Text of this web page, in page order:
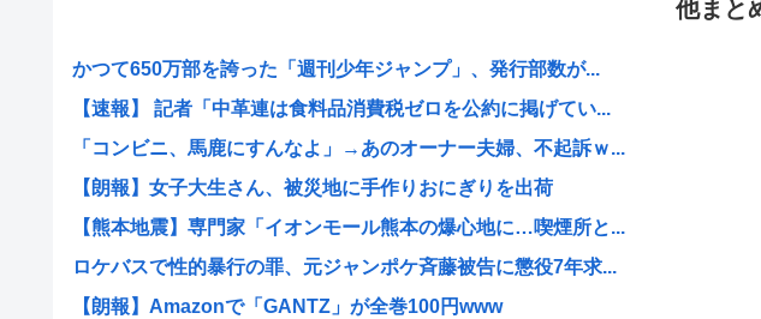
他まと
かつて650万部を誇った「週刊少年ジャンプ」、発行部数が...
【速報】 記者「中革連は食料品消費税ゼロを公約に掲げてい...
「コンビニ、馬鹿にすんなよ」→あのオーナー夫婦、不起訴ｗ...
【朗報】女子大生さん、被災地に手作りおにぎりを出荷
【熊本地震】専門家「イオンモール熊本の爆心地に…喫煙所と...
ロケバスで性的暴行の罪、元ジャンポケ斉藤被告に懲役7年求...
【朗報】Amazonで「GANTZ」が全巻100円www